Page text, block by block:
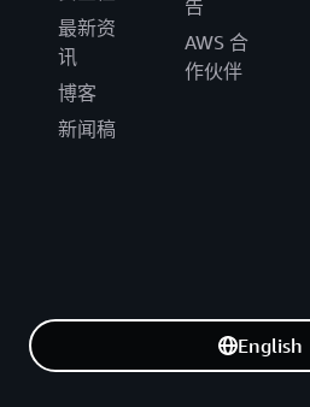
最新资
讯
博客
新闻稿
告
AWS 合
作伙伴
English